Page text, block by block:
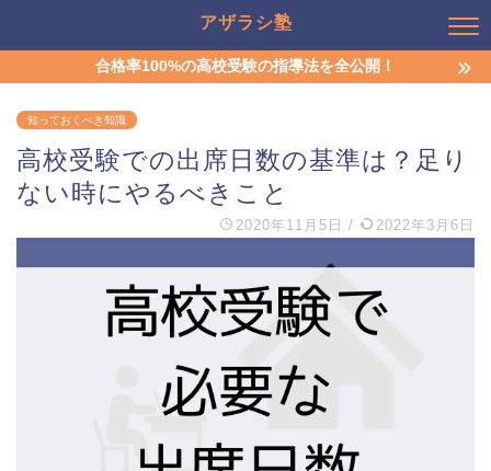
アザラシ塾
合格率100%の高校受験の指導法を全公開！
知っておくべき知識
高校受験での出席日数の基準は？足り
ない時にやるべきこと
2020年11月5日 / 2022年3月6日